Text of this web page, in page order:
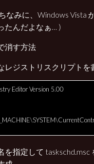
なみに、Windows
たんだよなぁ… )
消す方法
レジストリスクリプトを
Editor Version 5.00
を指定して taskschd.msc